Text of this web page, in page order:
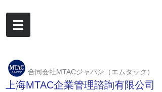
合同会社MTACジャパン（エムタック）
上海MTAC企業管理諮詢有限公司